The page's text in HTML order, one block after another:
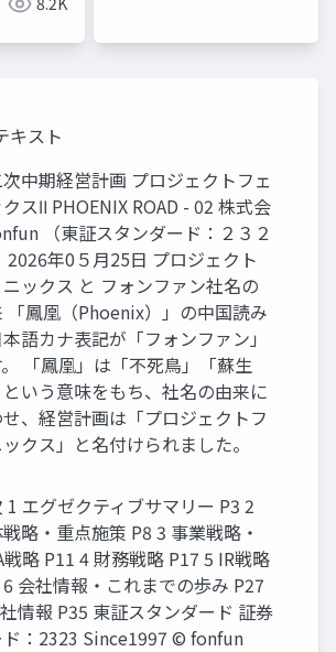
キスト
中期経営計画 プロジェクトフェ
スⅡ PHOENIX ROAD - 02 株式会
（東証スタンダード：２３２
2026年0５月25日 プロジェクト
ックス と フォンファン社名の
「鳳凰（Phoenix）」の中国読み
語カナ表記が「フォンファン」
「鳳凰」は「不死鳥」「蘇生
いう意味をもち、社名の由来に
、経営計画は「プロジェクトフ
クス」と名付けられました。
1 エグゼクティブサマリー P3 2
略・重点施策 P8 3 事業戦略・
戦略 P11 4 財務戦略 P17 5 IR戦略
会社情報・これまでの歩み P27
情報 P35 東証スタンダード 証券
ド：2323 Since1997 © fonfun